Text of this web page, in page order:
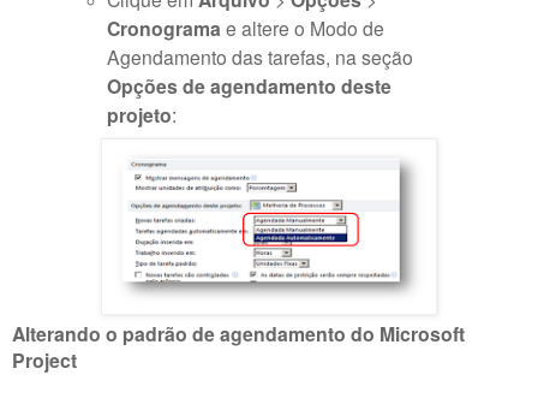
Cronograma e altere o Modo de
Agendamento das tarefas, na seção
Opções de agendamento deste
projeto:
Alterando o padrão de agendamento do Microsoft
Project